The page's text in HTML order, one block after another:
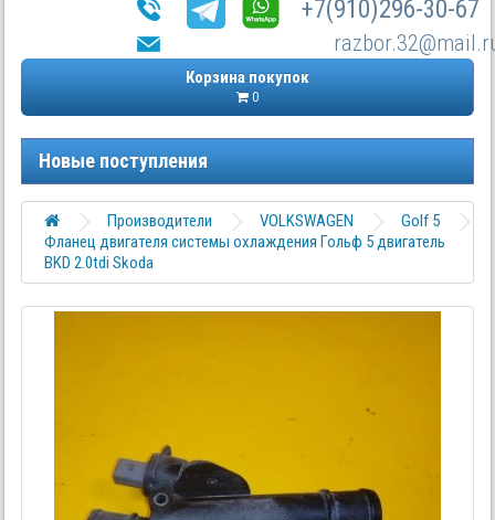
+7(910)296-30-67
Корзина покупок
0
Новые поступления
Производители VOLKSWAGEN
Golf 5
Фланец двигателя системы охлаждения Гольф 5 двигатель
BKD 2.0tdi Skoda